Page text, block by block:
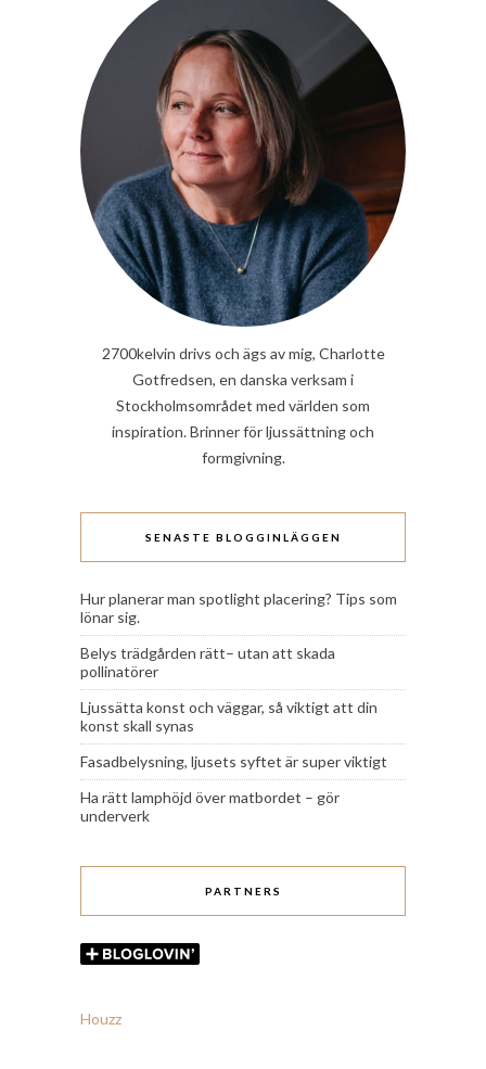
2700kelvin drivs och ägs av mig, Charlotte
Gotfredsen, en danska verksam i
Stockholmsområdet med världen som
inspiration. Brinner för ljussättning och
formgivning.
SENASTE BLOGGINLÄGGEN
Hur planerar man spotlight placering? Tips som
lönar sig.
Belys trädgården rätt– utan att skada
pollinatörer
Ljussätta konst och väggar, så viktigt att din
konst skall synas
Fasadbelysning, ljusets syftet är super viktigt
Ha rätt lamphöjd över matbordet – gör
underverk
PARTNERS
Houzz